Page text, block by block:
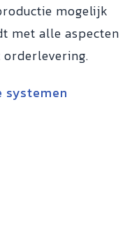
mogelijk
met alle aspecten